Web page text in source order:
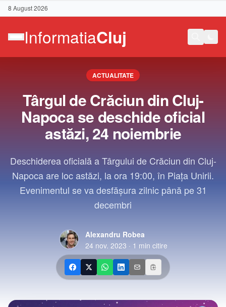
8 August 2026
ACTUALITATE
Târgul de Crăciun din Cluj-
Napoca se deschide oficial
astăzi, 24 noiembrie
Deschiderea oficială a Târgului de Crăciun din Cluj-
Napoca are loc astăzi, la ora 19:00, în Piața Unirii.
Evenimentul se va desfășura zilnic până pe 31
decembri
Alexandru Robea
24 nov. 2023 · 1 min citire